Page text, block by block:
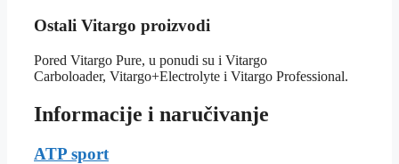
Ostali Vitargo proizvodi
Pored Vitargo Pure, u ponudi su i Vitargo
Carboloader, Vitargo+Electrolyte i Vitargo Professional.
Informacije i naručivanje
ATP sport